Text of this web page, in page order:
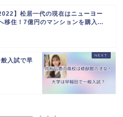
2022】松居一代の現在はニューヨー
移住！7億円のマンションを購入...
入試で早